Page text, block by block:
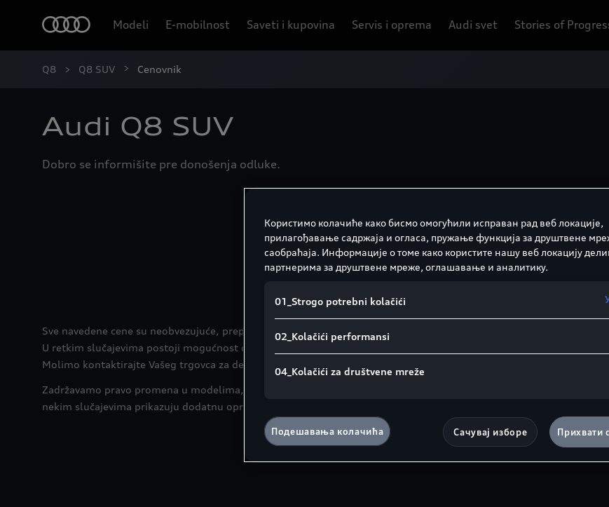
Modeli E-mobilnost Saveti i kupovina Servis i oprema Audi svet Stories of
Q8 Q8 SUV Cenovnik
Audi Q8 SUV
Dobro se informišite pre donošenja odluke.
Preuzmite
Pretražite brzo sve
Sve navedene cene su neobvezujuće, preporučene maloprodajne cene uključujući PDV.
U retkim slučajevima postoji mogućnost da cene nisu aktuelne.
Molimo kontaktirajte Vašeg trgovca za detaljnu kalkulaciju cene.
Zadržavamo pravo promena u modelima, varijantama opreme, konstrukciji, opremi, tehničkim podacima, cenama
nekim slučajevima prikazuju dodatnu opremu koju je moguće naručiti uz doplatu i koja možda nije dostupna za sve
Користимо колачиће како бисмо омогућили исправан рад веб локације,
прилагођавање садржаја и огласа, пружање функција за друштвене
саобраћаја. Информације о томе како користите нашу веб локацију
партнерима за друштвене мреже, оглашавање и аналитику.
01_Strogo potrebni kolačići
02_Kolačići performansi
04_Kolačići za društvene mreže
Подешавања колачића Сачувај изборе Прихвати